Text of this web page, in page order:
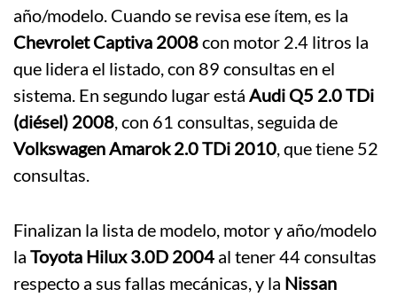
año/modelo. Cuando se revisa ese ítem, es la
Chevrolet Captiva 2008con motor 2.4 litros la
que lidera el listado, con 89 consultas en el
sistema. En segundo lugar está Audi Q5 2.0 TDi
(diésel) 2008 , con 61 consultas, seguida de
Volkswagen Amarok 2.0 TDi 2010 , que tiene 52
consultas.
Finalizan la lista de modelo, motor y año/modelo
la Toyota Hilux 3.0D 2004 al tener 44 consultas
respecto a sus fallas mecánicas, y la Nissan